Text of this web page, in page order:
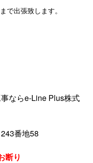
で出張致します。
ならe-Line Plus株式
番地58
断り